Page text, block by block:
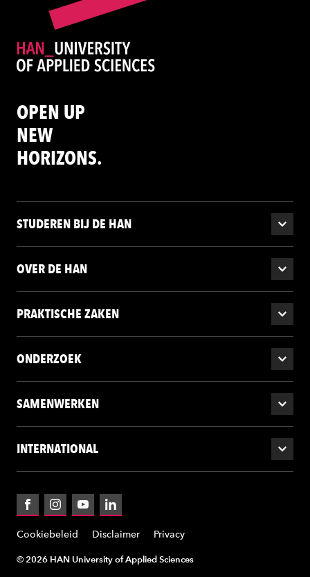
OPEN UP
NEW
HORIZONS.
STUDEREN BIJ DE HAN
OVER DE HAN
PRAKTISCHE ZAKEN
ONDERZOEK
SAMENWERKEN
INTERNATIONAL
FacebookInstagramYouTubeLinkedIn
Cookiebeleid Disclaimer Privacy
© 2026 HAN University of Applied Sciences